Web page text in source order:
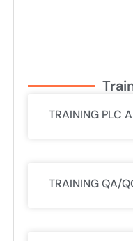
TRAINING PLC
TRAINING QA/